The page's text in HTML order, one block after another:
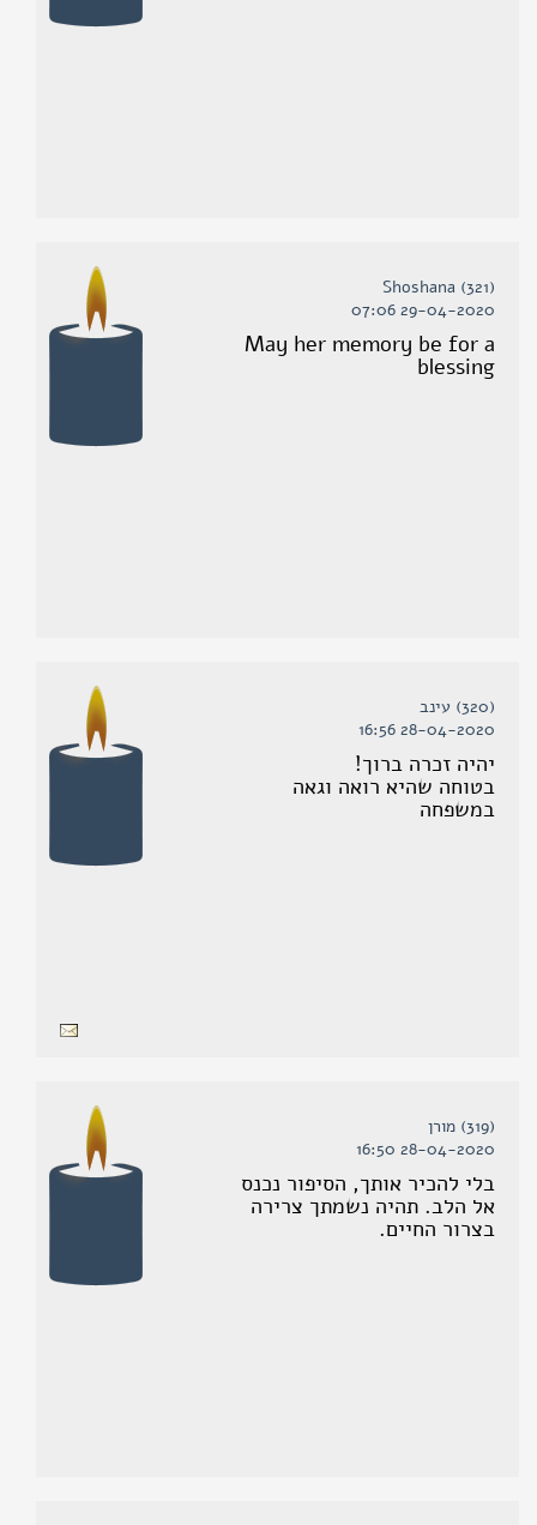
(321) Shoshana
29-04-2020 07:06
May her memory be for a
blessing
(320) עינב
28-04-2020 16:56
יהיה זכרה ברוך!
בטוחה שהיא רואה וגאה
במשפחה
(319) מורן
28-04-2020 16:50
בלי להכיר אותך, הסיפור נכנס
אל הלב. תהיה נשמתך צרירה
בצרור החיים.